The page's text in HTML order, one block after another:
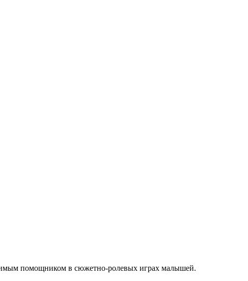
помощником в сюжетно-ролевых играх малышей.